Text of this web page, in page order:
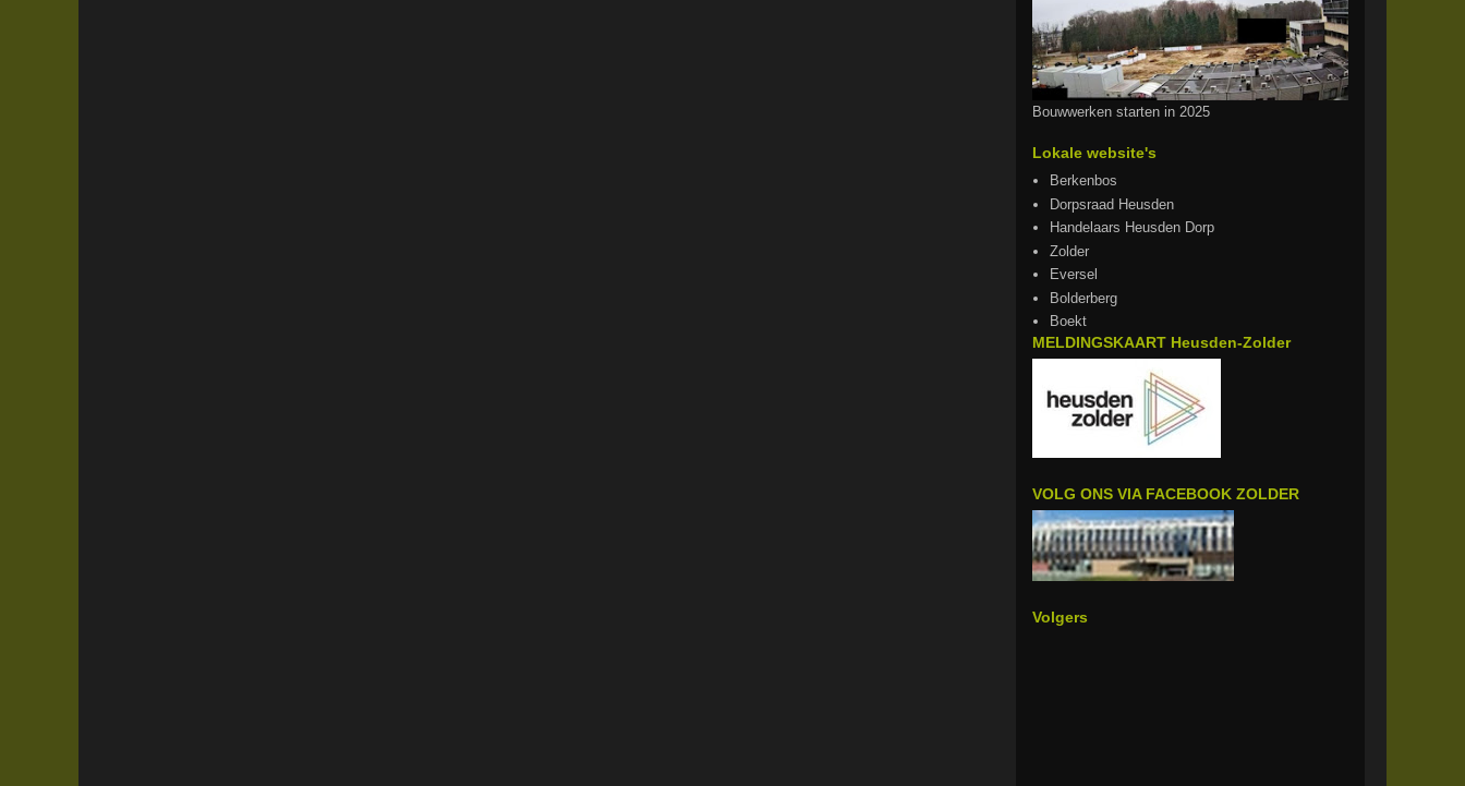
Bouwwerken starten in 2025
Lokale website's
Berkenbos
Dorpsraad Heusden
Handelaars Heusden Dorp
Zolder
Eversel
Bolderberg
Boekt
MELDINGSKAART Heusden-Zolder
VOLG ONS VIA FACEBOOK ZOLDER
Volgers